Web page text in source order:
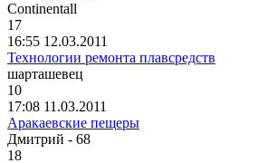
Continentall
17
16:55 12.03.2011
Технологии ремонта плавсредств
шарташевец
10
17:08 11.03.2011
Аракаевские пещеры
Дмитрий - 68
18